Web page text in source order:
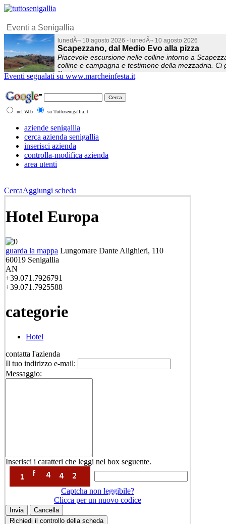
Eventi segnalati su www.marcheinfesta.it
nel Web su Tuttosenigallia.it
aziende senigallia
cerca azienda senigallia
inserisci azienda
controlla-modifica azienda
area utenti
CercaAggiungi scheda
Hotel Europa
guarda la mappa Lungomare Dante Alighieri, 110
60019 Senigallia
AN
+39.071.7926791
+39.071.7925588
categorie
Hotel
contatta l'azienda
Il tuo indirizzo e-mail:
Messaggio:
Inserisci i caratteri che leggi nel box seguente.
Captcha non leggibile?
Clicca per un nuovo codice